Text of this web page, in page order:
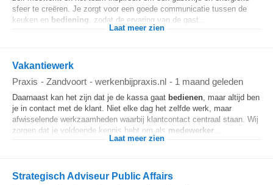
sfeer te creëren. Je zorgt voor een goede communicatie tussen de
keuken en bediening , zodat de ervaring van de gast...
Laat meer zien
Vakantiewerk
Praxis - Zandvoort - werkenbijpraxis.nl - 1 maand geleden
Daarnaast kan het zijn dat je de kassa gaat bedienen, maar altijd ben
je in contact met de klant. Niet elke dag het zelfde werk, maar
afwisselende werkzaamheden waarbij klantcontact centraal staan. Wij
zorgen dat je voldoende kennis hebt om als medewerker
Laat meer zien
Strategisch Adviseur Public Affairs